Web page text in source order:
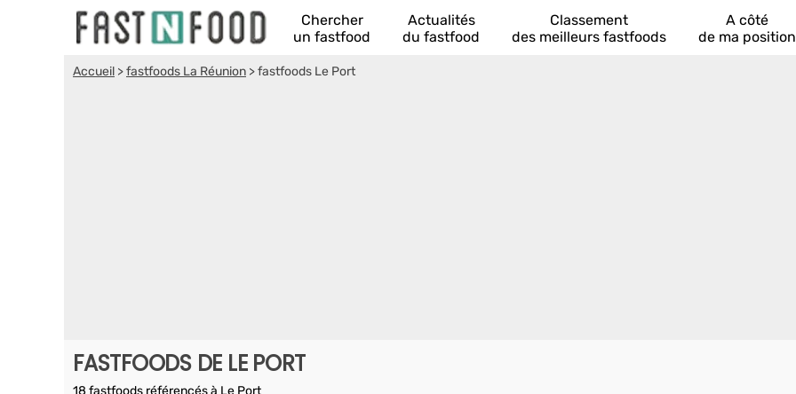
Chercher
un fastfood
Actualités
du fastfood
Classement
des meilleurs fastfoods
A côté
de ma position
Accueil >fastfoods La Réunion >fastfoods Le Port
FASTFOODS DE LE PORT
18 fastfoods référencés à Le Port